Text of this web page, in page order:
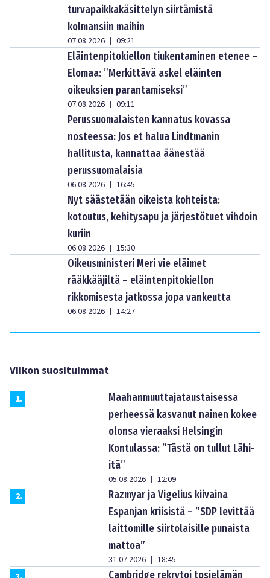
turvapaikkakäsittelyn siirtämistä
kolmansiin maihin
07.08.2026 | 09:21
Eläintenpitokiellon tiukentaminen etenee –
Elomaa: ”Merkittävä askel eläinten
oikeuksien parantamiseksi”
07.08.2026 | 09:11
Perussuomalaisten kannatus kovassa
nosteessa: Jos et halua Lindtmanin
hallitusta, kannattaa äänestää
perussuomalaisia
06.08.2026 | 16:45
Nyt säästetään oikeista kohteista:
kotoutus, kehitysapu ja järjestötuet vihdoin
kuriin
06.08.2026 | 15:30
Oikeusministeri Meri vie eläimet
rääkkääjiltä – eläintenpitokiellon
rikkomisesta jatkossa jopa vankeutta
06.08.2026 | 14:27
Viikon suosituimmat
1.
Maahanmuuttajataustaisessa
perheessä kasvanut nainen kokee
olonsa vieraaksi Helsingin
Kontulassa: ”Tästä on tullut Lähi-
itä”
05.08.2026 | 12:09
2.
Razmyar ja Vigelius kiivaina
Espanjan kriisistä – ”SDP levittää
laittomille siirtolaisille punaista
mattoa”
31.07.2026 | 18:45
Cambridge rekrytoi tosielämän